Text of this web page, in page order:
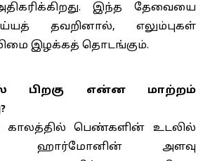
இந்த தேவையை
தவறினால், எலும்புகள்
இழக்கத் தொடங்கும்.
பிறகு என்ன மாற்றம்
பெண்களின் உடலில்
ஹார்மோனின் அளவு